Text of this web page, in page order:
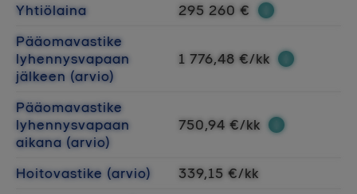
Yhtiölaina
295 260 €
Pääomavastike
lyhennysvapaan
jälkeen (arvio)
1 776,48 €/kk
Pääomavastike
lyhennysvapaan
aikana (arvio)
750,94 €/kk
Hoitovastike (arvio)
339,15 €/kk